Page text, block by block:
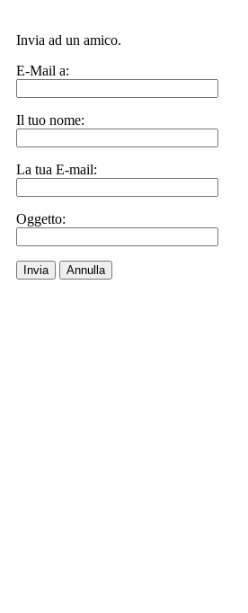
Invia ad un amico.
E-Mail a:
Il tuo nome:
La tua E-mail:
Oggetto:
Invia Annulla